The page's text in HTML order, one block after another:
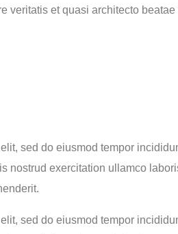
veritatis et quasi architecto beatae
sed do eiusmod tempor
nostrud exercitation ullamco
sed do eiusmod tempor